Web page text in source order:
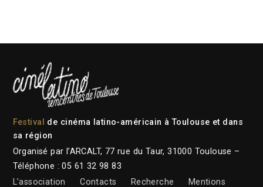
Festival
de cinéma latino-américain à Toulouse et dans
sa région
Organisé par l’ARCALT, 77 rue du Taur, 31000 Toulouse –
Téléphone : 05 61 32 98 83
L’association
Contacts Recherche
Mentions